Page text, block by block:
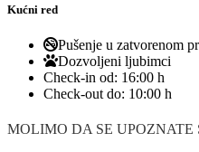
Kućni red
Pušenje u zatvorenom
Dozvoljeni ljubimci
Check-in od: 16:00 h
Check-out do: 10:00 h
MOLIMO DA SE